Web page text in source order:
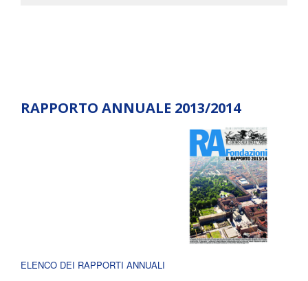
RAPPORTO ANNUALE 2013/2014
ELENCO DEI RAPPORTI ANNUALI